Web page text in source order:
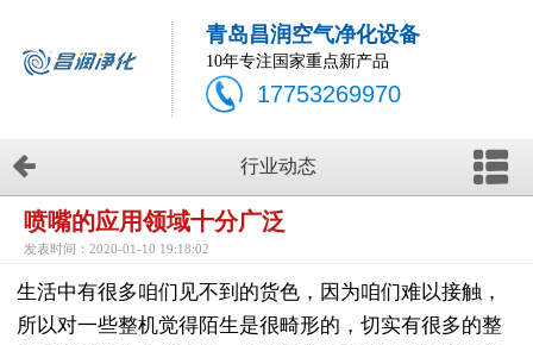
青岛昌润空气净化设备
10年专注国家重点新产品
17753269970
行业动态
喷嘴的应用领域十分广泛
发表时间：2020-01-10 19:18:02
生活中有很多咱们见不到的货色，因为咱们难以接触，
所以对一些整机觉得陌生是很畸形的，切实有很多的整